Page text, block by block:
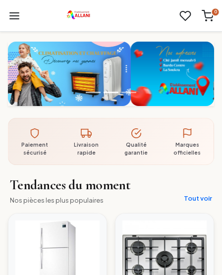
0
Paiement
sécurisé
Livraison
rapide
Qualité
garantie
Marques
officielles
Tendances du moment
Nos pièces les plus populaires Tout voir